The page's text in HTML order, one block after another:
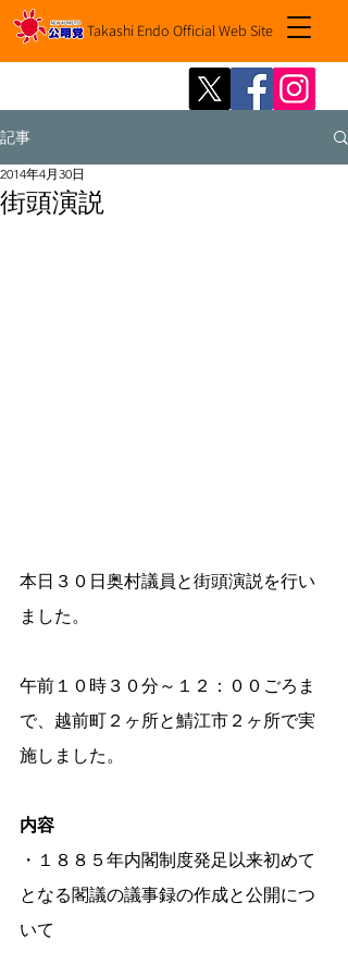
Takashi Endo Official Web Site
記事
街頭演説
2014年4月30日
本日３０日奥村議員と街頭演説を行い
ました。
午前１０時３０分～１２：００ごろま
で、越前町２ヶ所と鯖江市２ヶ所で実
施しました。
内容
・１８８５年内閣制度発足以来初めて
となる閣議の議事録の作成と公開につ
いて